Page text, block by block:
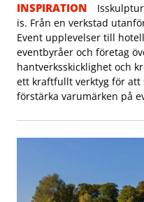
INSPIRATION
is. Från en verkstad
Event upplevelser till
eventbyråer och företag
hantverksskicklighet och
ett kraftfullt verktyg för att
förstärka varumärken på